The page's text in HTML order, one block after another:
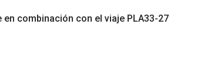
combinación con el viaje PLA33-27